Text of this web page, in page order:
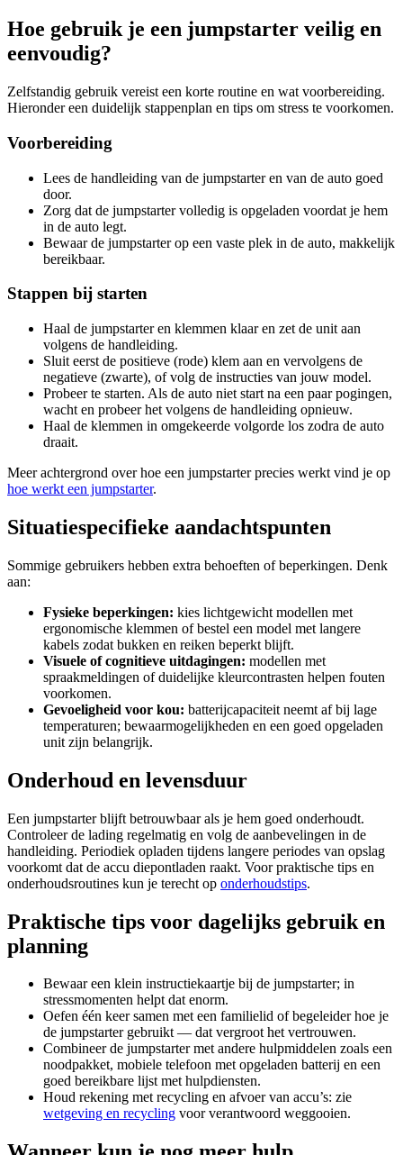
Hoe gebruik je een jumpstarter veilig en
eenvoudig?
Zelfstandig gebruik vereist een korte routine en wat voorbereiding.
Hieronder een duidelijk stappenplan en tips om stress te voorkomen.
Voorbereiding
Lees de handleiding van de jumpstarter en van de auto goed
door.
Zorg dat de jumpstarter volledig is opgeladen voordat je hem
in de auto legt.
Bewaar de jumpstarter op een vaste plek in de auto, makkelijk
bereikbaar.
Stappen bij starten
Haal de jumpstarter en klemmen klaar en zet de unit aan
volgens de handleiding.
Sluit eerst de positieve (rode) klem aan en vervolgens de
negatieve (zwarte), of volg de instructies van jouw model.
Probeer te starten. Als de auto niet start na een paar pogingen,
wacht en probeer het volgens de handleiding opnieuw.
Haal de klemmen in omgekeerde volgorde los zodra de auto
draait.
Meer achtergrond over hoe een jumpstarter precies werkt vind je op
hoe werkt een jumpstarter.
Situatiespecifieke aandachtspunten
Sommige gebruikers hebben extra behoeften of beperkingen. Denk
aan:
Fysieke beperkingen: kies lichtgewicht modellen met
ergonomische klemmen of bestel een model met langere
kabels zodat bukken en reiken beperkt blijft.
Visuele of cognitieve uitdagingen: modellen met
spraakmeldingen of duidelijke kleurcontrasten helpen fouten
voorkomen.
Gevoeligheid voor kou: batterijcapaciteit neemt af bij lage
temperaturen; bewaarmogelijkheden en een goed opgeladen
unit zijn belangrijk.
Onderhoud en levensduur
Een jumpstarter blijft betrouwbaar als je hem goed onderhoudt.
Controleer de lading regelmatig en volg de aanbevelingen in de
handleiding. Periodiek opladen tijdens langere periodes van opslag
voorkomt dat de accu diepontladen raakt. Voor praktische tips en
onderhoudsroutines kun je terecht op onderhoudstips.
Praktische tips voor dagelijks gebruik en
planning
Bewaar een klein instructiekaartje bij de jumpstarter; in
stressmomenten helpt dat enorm.
Oefen één keer samen met een familielid of begeleider hoe je
de jumpstarter gebruikt — dat vergroot het vertrouwen.
Combineer de jumpstarter met andere hulpmiddelen zoals een
noodpakket, mobiele telefoon met opgeladen batterij en een
goed bereikbare lijst met hulpdiensten.
Houd rekening met recycling en afvoer van accu’s: zie
wetgeving en recycling voor verantwoord weggooien.